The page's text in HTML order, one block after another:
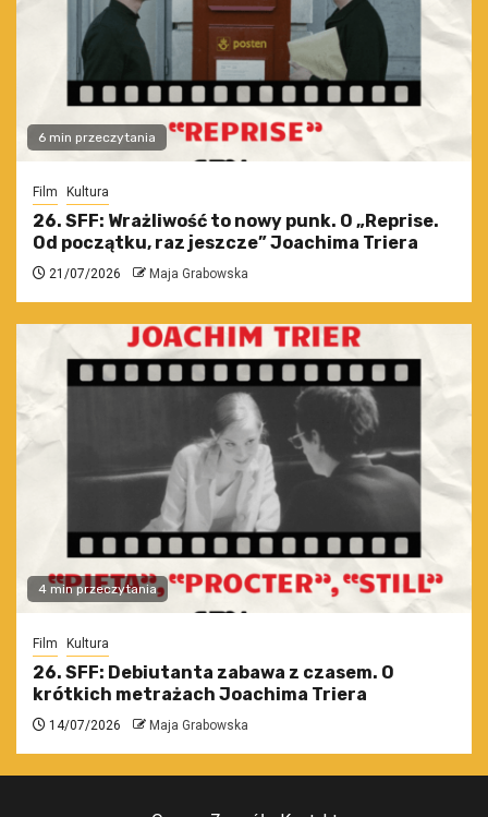
6 min przeczytania
Film Kultura
26. SFF: Wrażliwość to nowy punk. O „Reprise.
Od początku, raz jeszcze” Joachima Triera
21/07/2026 Maja Grabowska
4 min przeczytania
Film Kultura
26. SFF: Debiutanta zabawa z czasem. O
krótkich metrażach Joachima Triera
14/07/2026 Maja Grabowska